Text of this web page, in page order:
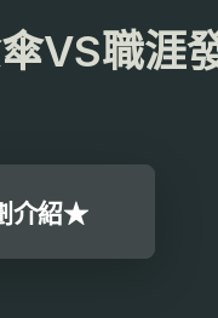
VS職涯
介紹★